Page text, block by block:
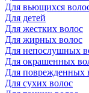
Для вьющихся
Для детей
Для жестких волос
Для жирных волос
Для непослушных
Для окрашенных
Для поврежденных
Для сухих волос